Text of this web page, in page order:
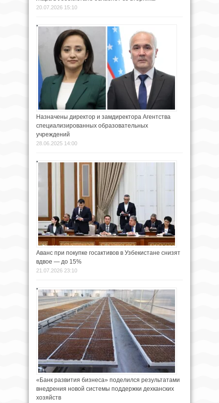
20.07.2026 15:10
Назначены директор и замдиректора Агентства
специализированных образовательных
учреждений
28.06.2025 14:00
Аванс при покупке госактивов в Узбекистане снизят
вдвое — до 15%
21.07.2026 23:10
«Банк развития бизнеса» поделился результатами
внедрения новой системы поддержки дехканских
хозяйств